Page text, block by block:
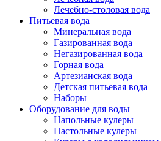
Лечебно-столовая вода
Питьевая вода
Минеральная вода
Газированная вода
Негазированная вода
Горная вода
Артезианская вода
Детская питьевая вода
Наборы
Оборудование для воды
Напольные кулеры
Настольные кулеры